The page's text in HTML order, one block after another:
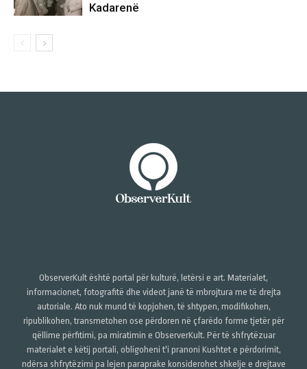
Kadarenë
ObserverKult është portal për kulturë, letërsi e art. Materialet,
informacionet, fotografitë dhe videot janë të mbrojtura me të drejta
autoriale. Ato nuk mund të kopjohen, të shtypen, modifikohen,
ripublikohen, transmetohen ose përdoren në çfarëdo forme tjetër për
qëllime përfitimi, pa miratimin e ObserverKult. Për të shfrytëzuar
materialet e këtij portali, obligoheni t'i pranoni Kushtet e përdorimit,
ndërsa shfrytëzimi pa lejen paraprake konsiderohet shkelje e drejtave